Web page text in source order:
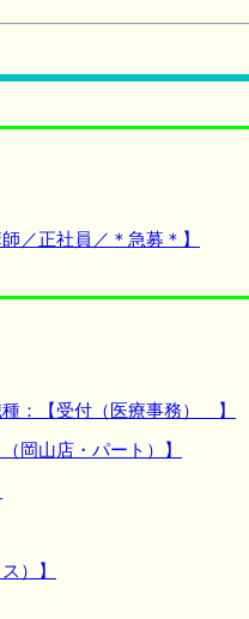
／正社員／＊急募＊】
：【受付（医療事務） 】
岡山店・パート）】
）】